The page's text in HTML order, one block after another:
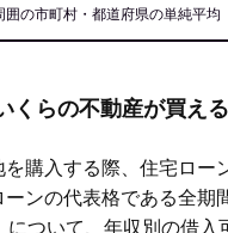
の市町村・都道府県の単純平均
くらの不動産が買え
購入する際、住宅ロー
ンの代表格である全期
について、年収別の借入